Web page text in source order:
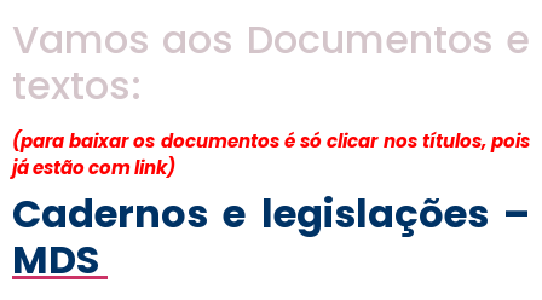
Vamos aos Documentos e
textos:
(para baixar os documentos é só clicar nos títulos, pois
já estão com link)
Cadernos e legislações –
MDS